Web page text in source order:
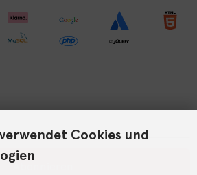
Abonnieren
Cookies und